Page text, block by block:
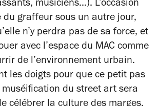
musiciens…). L’occasion
du graffeur sous un autre jour,
n’y perdra pas de sa force, et
avec l’espace du MAC comme
de l’environnement urbain.
les doigts pour que ce petit pas
du street art sera